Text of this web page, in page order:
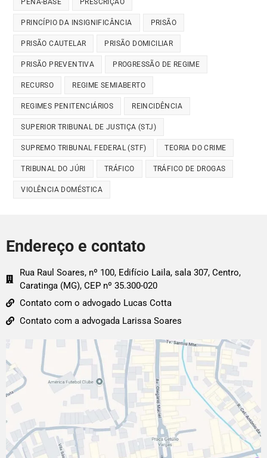
PENA-BASE PRESCRIÇÃO
PRINCÍPIO DA INSIGNIFICÂNCIA PRISÃO
PRISÃO CAUTELAR PRISÃO DOMICILIAR
PRISÃO PREVENTIVA PROGRESSÃO DE REGIME
RECURSO REGIME SEMIABERTO
REGIMES PENITENCIÁRIOS REINCIDÊNCIA
SUPERIOR TRIBUNAL DE JUSTIÇA (STJ)
SUPREMO TRIBUNAL FEDERAL (STF) TEORIA DO CRIME
TRIBUNAL DO JÚRI TRÁFICO TRÁFICO DE DROGAS
VIOLÊNCIA DOMÉSTICA
Endereço e contato
Rua Raul Soares, nº 100, Edifício Laila, sala 307, Centro,
Caratinga (MG), CEP nº 35.300-020
Contato com o advogado Lucas Cotta
Contato com a advogada Larissa Soares